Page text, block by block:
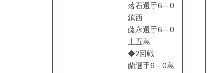
落石選手6－0
鎮西
藤永選手6－0
上五島
◆2回戦
蘭選手6－0島